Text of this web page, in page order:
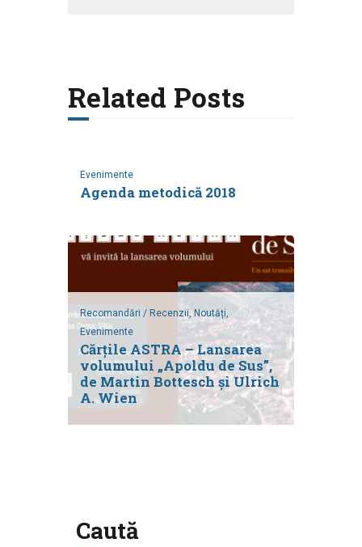
Related Posts
Evenimente
Agenda metodică 2018
Recomandări / Recenzii, Noutăți,
Evenimente
Cărțile ASTRA – Lansarea
volumului „Apoldu de Sus”,
de Martin Bottesch și Ulrich
A. Wien
Caută